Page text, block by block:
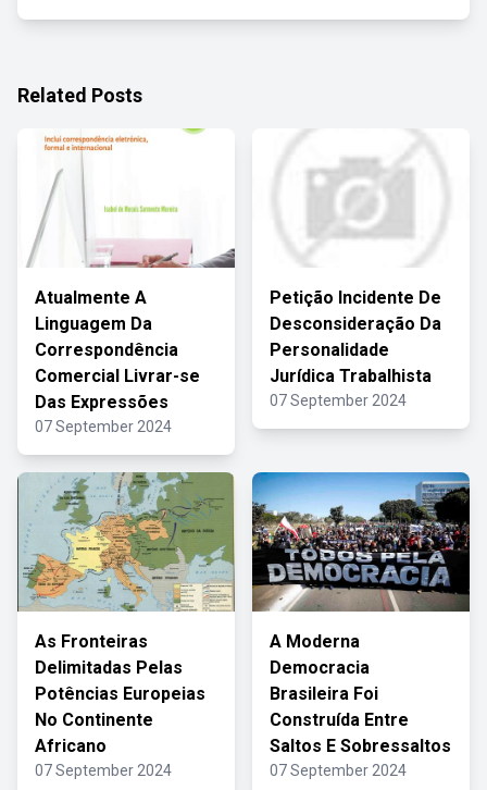
Related Posts
Atualmente A
Linguagem Da
Correspondência
Comercial Livrar-se
Das Expressões
07 September 2024
Petição Incidente De
Desconsideração Da
Personalidade
Jurídica Trabalhista
07 September 2024
As Fronteiras
Delimitadas Pelas
Potências Europeias
No Continente
Africano
07 September 2024
A Moderna
Democracia
Brasileira Foi
Construída Entre
Saltos E Sobressaltos
07 September 2024